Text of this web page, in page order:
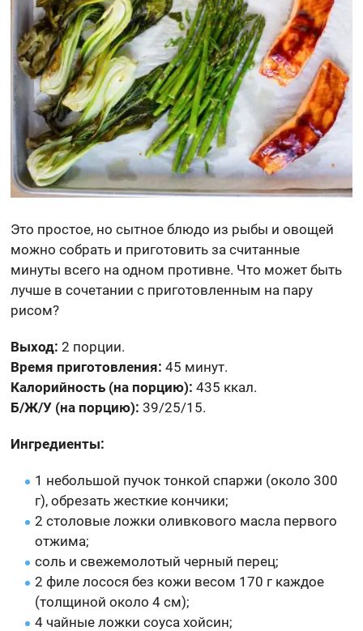
Это простое, но сытное блюдо из рыбы и овощей
можно собрать и приготовить за считанные
минуты всего на одном противне. Что может быть
лучше в сочетании с приготовленным на пару
рисом?
Выход: 2 порции.
Время приготовления: 45 минут.
Калорийность (на порцию): 435 ккал.
Б/Ж/У (на порцию): 39/25/15.
Ингредиенты:
1 небольшой пучок тонкой спаржи (около 300
г), обрезать жесткие кончики;
2 столовые ложки оливкового масла первого
отжима;
соль и свежемолотый черный перец;
2 филе лосося без кожи весом 170 г каждое
(толщиной около 4 см);
4 чайные ложки соуса хойсин;